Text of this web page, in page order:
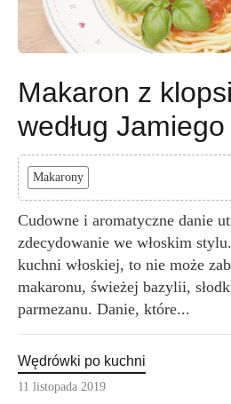
Makaron z
według Jamiego
Makarony
Cudowne i aromatyczne danie
zdecydowanie we włoskim
kuchni włoskiej, to nie może
makaronu, świeżej bazylii,
parmezanu. Danie, które...
Wędrówki po kuchni
11 listopada 2019